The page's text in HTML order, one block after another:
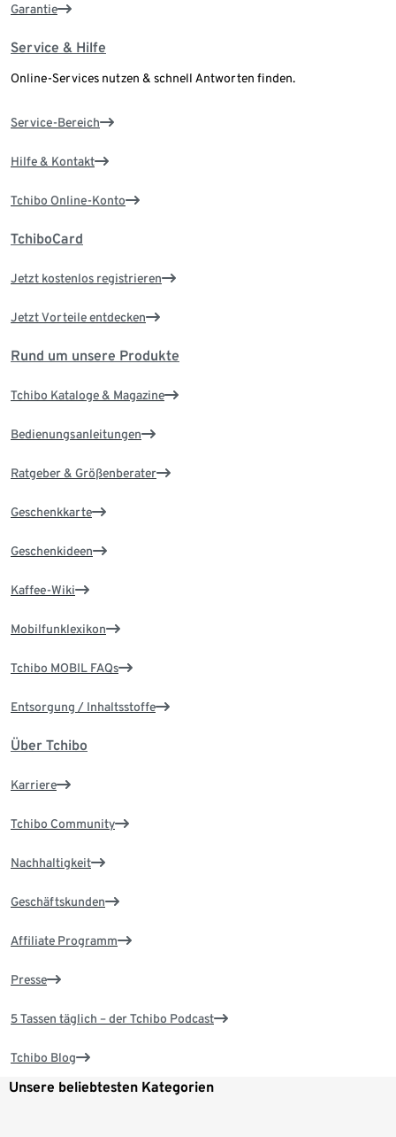
Garantie
Service & Hilfe
Online-Services nutzen & schnell Antworten finden.
Service-Bereich
Hilfe & Kontakt
Tchibo Online-Konto
TchiboCard
Jetzt kostenlos registrieren
Jetzt Vorteile entdecken
Rund um unsere Produkte
Tchibo Kataloge & Magazine
Bedienungsanleitungen
Ratgeber & Größenberater
Geschenkkarte
Geschenkideen
Kaffee-Wiki
Mobilfunklexikon
Tchibo MOBIL FAQs
Entsorgung / Inhaltsstoffe
Über Tchibo
Karriere
Tchibo Community
Nachhaltigkeit
Geschäftskunden
Affiliate Programm
Presse
5 Tassen täglich – der Tchibo Podcast
Tchibo Blog
Unsere beliebtesten Kategorien